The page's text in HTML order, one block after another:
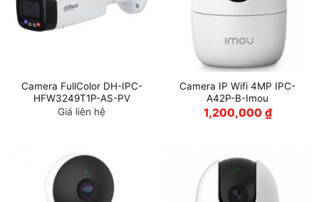
Camera FullColor DH-IPC-
HFW3249T1P-AS-PV
Giá liên hệ
Camera IP Wifi 4MP IPC-
A42P-B-Imou
1,200,000 ₫